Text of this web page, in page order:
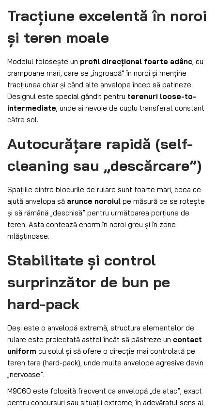
Tracțiune excelentă în noroi
și teren moale
Modelul folosește un profil direcțional foarte adânc , cu
crampoane mari, care se „îngroapă” în noroi și menține
tracțiunea chiar și când alte anvelope încep să patineze.
Designul este special gândit pentru terenuri loose-to-
intermediate , unde ai nevoie de cuplu transferat constant
către sol.
Autocurățare rapidă (self-
cleaning sau „descărcare”)
Spațiile dintre blocurile de rulare sunt foarte mari, ceea ce
ajută anvelopa să arunce noroiul pe măsură ce se rotește
și să rămână „deschisă” pentru următoarea porțiune de
teren. Asta contează enorm în noroi greu și în zone
mlăștinoase.
Stabilitate și control
surprinzător de bun pe
hard-pack
Deși este o anvelopă extremă, structura elementelor de
rulare este proiectată astfel încât să păstreze un contact
uniform cu solul și să ofere o direcție mai controlată pe
teren tare (hard-pack), unde multe anvelope agresive devin
„nervoase”.
M9060 este folosită frecvent ca anvelopă „de atac”, exact
pentru concursuri sau situații extreme, în adevăratul sens al